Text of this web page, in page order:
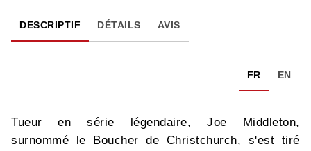
DESCRIPTIF DÉTAILS AVIS
FR EN
Tueur en série légendaire, Joe Middleton,
surnommé le Boucher de Christchurch, s'est tiré